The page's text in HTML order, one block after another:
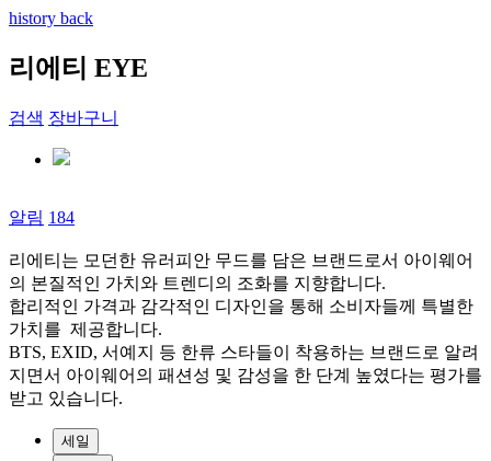
history back
리에티 EYE
검색 장바구니
알림 184
리에티는 모던한 유러피안 무드를 담은 브랜드로서 아이웨어
의 본질적인 가치와 트렌디의 조화를 지향합니다.
합리적인 가격과 감각적인 디자인을 통해 소비자들께 특별한
가치를 제공합니다.
BTS, EXID, 서예지 등 한류 스타들이 착용하는 브랜드로 알려
지면서 아이웨어의 패션성 및 감성을 한 단계 높였다는 평가를
받고 있습니다.
세일